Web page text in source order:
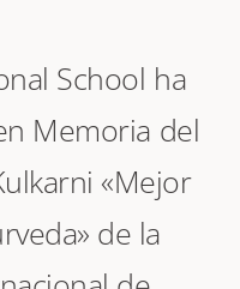
School ha
Memoria del
«Mejor